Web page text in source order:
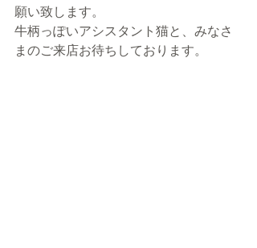
願い致します。
牛柄っぽいアシスタント猫と、みなさ
まのご来店お待ちしております。